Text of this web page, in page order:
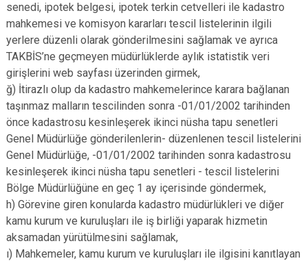
senedi, ipotek belgesi, ipotek terkin cetvelleri ile kadastro
mahkemesi ve komisyon kararları tescil listelerinin ilgili
yerlere düzenli olarak gönderilmesini sağlamak ve ayrıca
TAKBİS’ne geçmeyen müdürlüklerde aylık istatistik veri
girişlerini web sayfası üzerinden girmek,
ğ) İtirazlı olup da kadastro mahkemelerince karara bağlanan
taşınmaz malların tescilinden sonra -01/01/2002 tarihinden
önce kadastrosu kesinleşerek ikinci nüsha tapu senetleri
Genel Müdürlüğe gönderilenlerin- düzenlenen tescil listelerini
Genel Müdürlüğe, -01/01/2002 tarihinden sonra kadastrosu
kesinleşerek ikinci nüsha tapu senetleri - tescil listelerini
Bölge Müdürlüğüne en geç 1 ay içerisinde göndermek,
h) Görevine giren konularda kadastro müdürlükleri ve diğer
kamu kurum ve kuruluşları ile iş birliği yaparak hizmetin
aksamadan yürütülmesini sağlamak,
ı) Mahkemeler, kamu kurum ve kuruluşları ile ilgisini kanıtlayan